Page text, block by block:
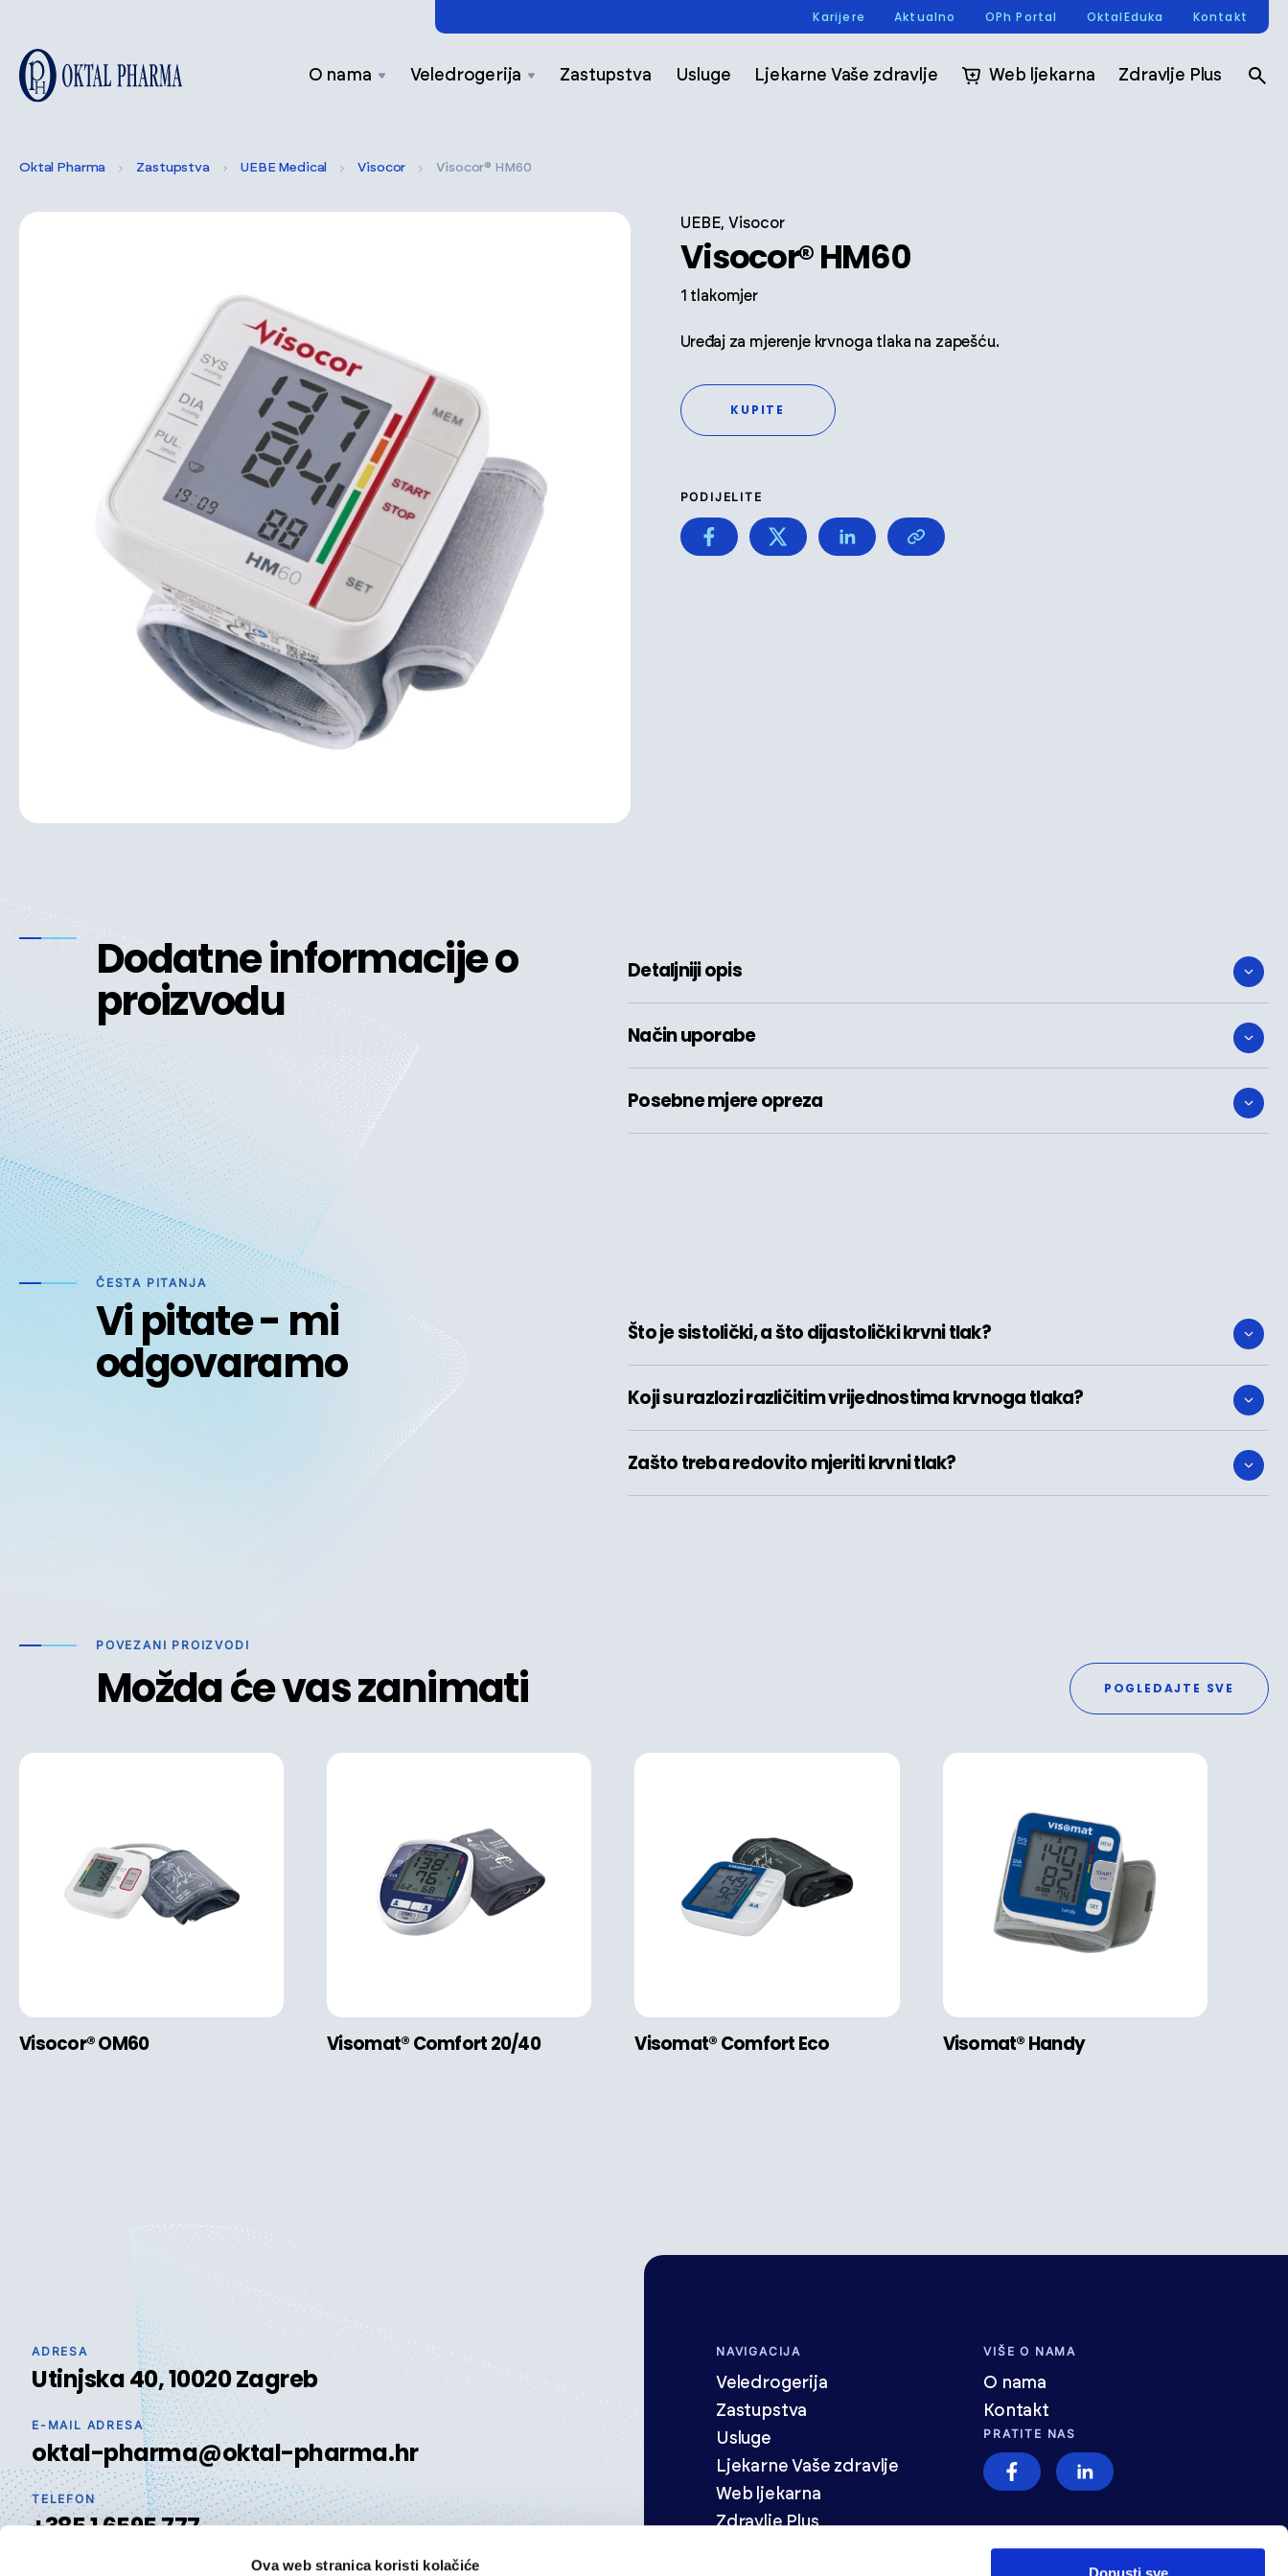
Ova web stranica koristi kolačiće
Karijere Aktualno OPh Portal OktalEduka Kontakt
O nama Veledrogerija Zastupstva Usluge Ljekarne Vaše zdravlje Web ljekarna Zdravlje Plus
Oktal Pharma Zastupstva UEBE Medical Visocor Visocor® HM60
UEBE, Visocor
Visocor® HM60
1 tlakomjer
Uređaj za mjerenje krvnoga tlaka na zapešću.
KUPITE
PODIJELITE
Detaljniji opis
Način uporabe
Posebne mjere opreza
Dodatne informacije o
proizvodu
ČESTA PITANJA
Što je sistolički, a što dijastolički krvni tlak?
Koji su razlozi različitim vrijednostima krvnoga tlaka?
Zašto treba redovito mjeriti krvni tlak?
Vi pitate - mi
odgovaramo
POVEZANI PROIZVODI
Možda će vas zanimati POGLEDAJTE SVE
Visocor® OM60 Visomat® Comfort 20/40 Visomat® Comfort Eco Visomat® Handy
ADRESA
Utinjska 40, 10020 Zagreb
E-MAIL ADRESA
oktal-pharma@oktal-pharma.hr
TELEFON
+385 1 6595 777
NAVIGACIJA
Veledrogerija
Zastupstva
Usluge
Ljekarne Vaše zdravlje
Web ljekarna
Zdravlje Plus
VIŠE O NAMA
O nama
Kontakt
PRATITE NAS